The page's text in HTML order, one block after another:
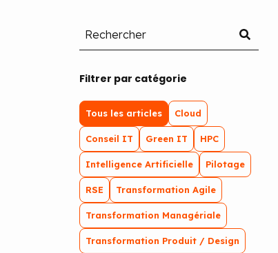
Filtrer par catégorie
Tous les articles Cloud
Conseil IT Green IT HPC
Intelligence Artificielle Pilotage
RSE Transformation Agile
Transformation Managériale
Transformation Produit / Design